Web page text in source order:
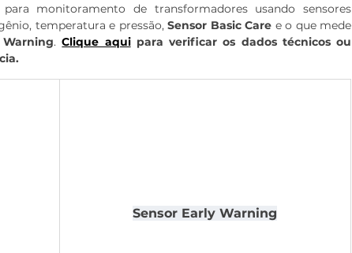
monitoramento de transformadores usando sensores
temperatura e pressão, Sensor Basic Care e o que mede
Warning. Clique aqui para verificar os dados técnicos ou
Sensor Early Warning